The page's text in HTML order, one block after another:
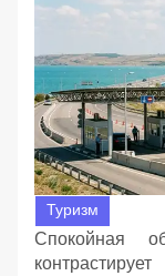
Туризм
Спокойная